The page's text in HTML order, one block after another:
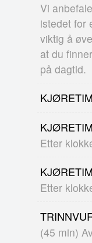
Vi
istedet for
viktig å
at du
på dagtid.
Etter
Etter
(45 min)